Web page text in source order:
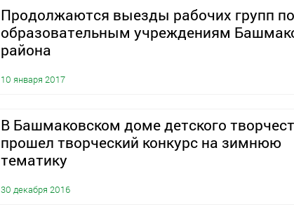
Продолжаются выезды рабочих групп по
образовательным учреждениям
района
10 января 2017
В Башмаковском доме детского
прошел творческий конкурс на зимнюю
тематику
30 декабря 2016